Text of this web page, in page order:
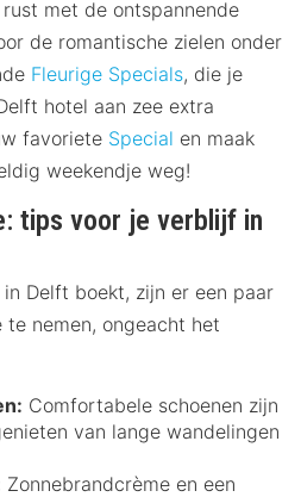
met de ontspannende
de romantische zielen onder
Fleurige Specials, die je
hotel aan zee extra
favoriete Special en maak
weekendje weg!
tips voor je verblijf in
Delft boekt, zijn er een paar
nemen, ongeacht het
Comfortabele schoenen zijn
van lange wandelingen
Zonnebrandcrème en een